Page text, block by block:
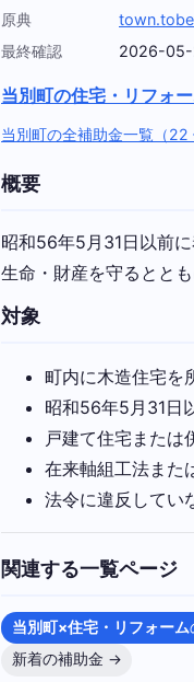
原典
最終確認
2026-
当別町の住宅・リフォ
当別町の全補助金一覧（
概要
昭和56年5月31日以前
生命・財産を守るとと
対象
町内に木造住宅を
昭和56年5月31日
戸建て住宅または
在来軸組工法また
法令に違反してい
関連する一覧ページ
当別町×住宅・リフォーム
新着の補助金 →